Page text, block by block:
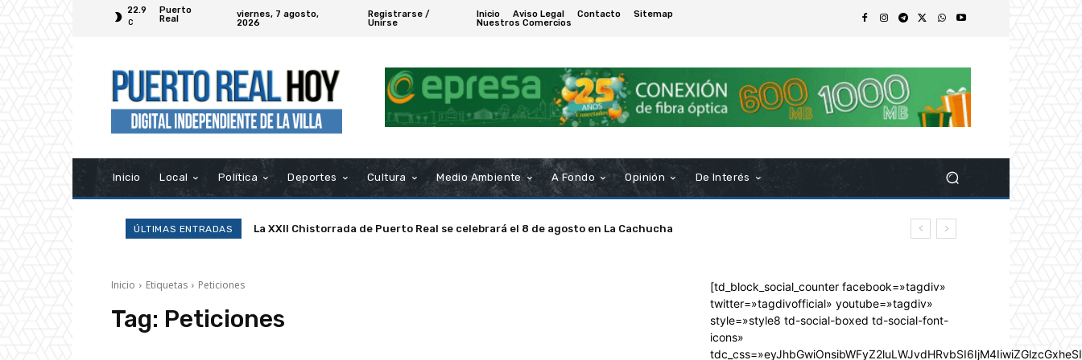
22.9
C
Puerto
Real
viernes, 7 agosto,
2026
Registrarse /
Unirse
Inicio Aviso Legal Contacto
Sitemap
Nuestros Comercios
Inicio Local Política Deportes Cultura Medio Ambiente A Fondo Opinión De Interés
ÚLTIMAS ENTRADAS La XXII Chistorrada de Puerto Real se celebrará el 8 de agosto en La Cachucha
Inicio Etiquetas Peticiones
Tag: Peticiones
[td_block_social_counter facebook=»tagdiv»
twitter=»tagdivofficial» youtube=»tagdiv»
style=»style8 td-social-boxed td-social-font-
icons»